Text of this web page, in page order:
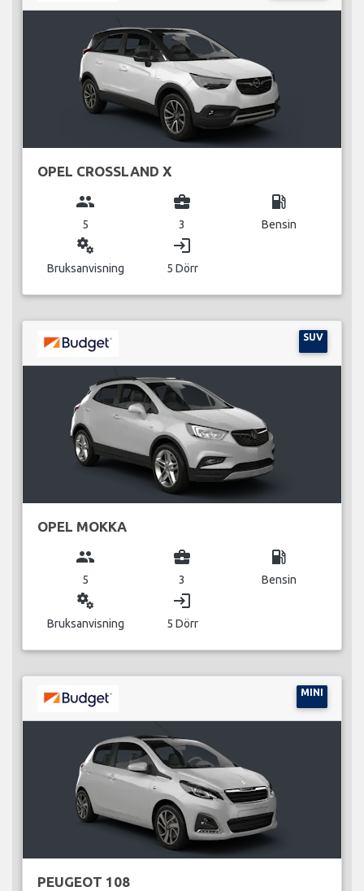
OPEL CROSSLAND X
group
5
business_center
3
local_gas_station
Bensin
miscellaneous_services
Bruksanvisning
login
5 Dörr
SUV
OPEL MOKKA
group
5
business_center
3
local_gas_station
Bensin
miscellaneous_services
Bruksanvisning
login
5 Dörr
MINI
PEUGEOT 108